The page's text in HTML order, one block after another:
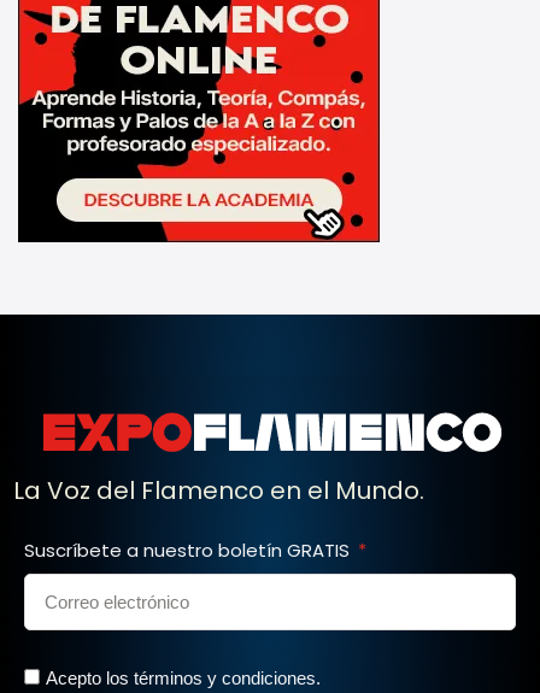
La Voz del Flamenco en el Mundo.
Suscríbete a nuestro boletín GRATIS
Acepto los términos y condiciones.